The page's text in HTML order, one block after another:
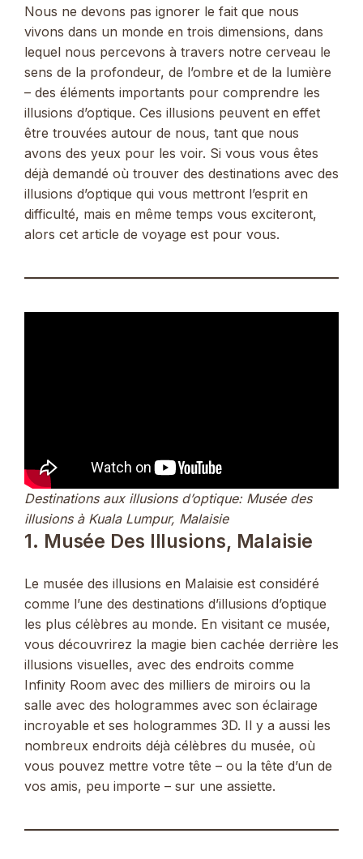
Nous ne devons pas ignorer le fait que nous
vivons dans un monde en trois dimensions, dans
lequel nous percevons à travers notre cerveau le
sens de la profondeur, de l’ombre et de la lumière
– des éléments importants pour comprendre les
illusions d’optique. Ces illusions peuvent en effet
être trouvées autour de nous, tant que nous
avons des yeux pour les voir. Si vous vous êtes
déjà demandé où trouver des destinations avec des
illusions d’optique qui vous mettront l’esprit en
difficulté, mais en même temps vous exciteront,
alors cet article de voyage est pour vous.
Destinations aux illusions d’optique: Musée des
illusions à Kuala Lumpur, Malaisie
1. Musée Des Illusions, Malaisie
Le musée des illusions en Malaisie est considéré
comme l’une des destinations d’illusions d’optique
les plus célèbres au monde. En visitant ce musée,
vous découvrirez la magie bien cachée derrière les
illusions visuelles, avec des endroits comme
Infinity Room avec des milliers de miroirs ou la
salle avec des hologrammes avec son éclairage
incroyable et ses hologrammes 3D. Il y a aussi les
nombreux endroits déjà célèbres du musée, où
vous pouvez mettre votre tête – ou la tête d’un de
vos amis, peu importe – sur une assiette.